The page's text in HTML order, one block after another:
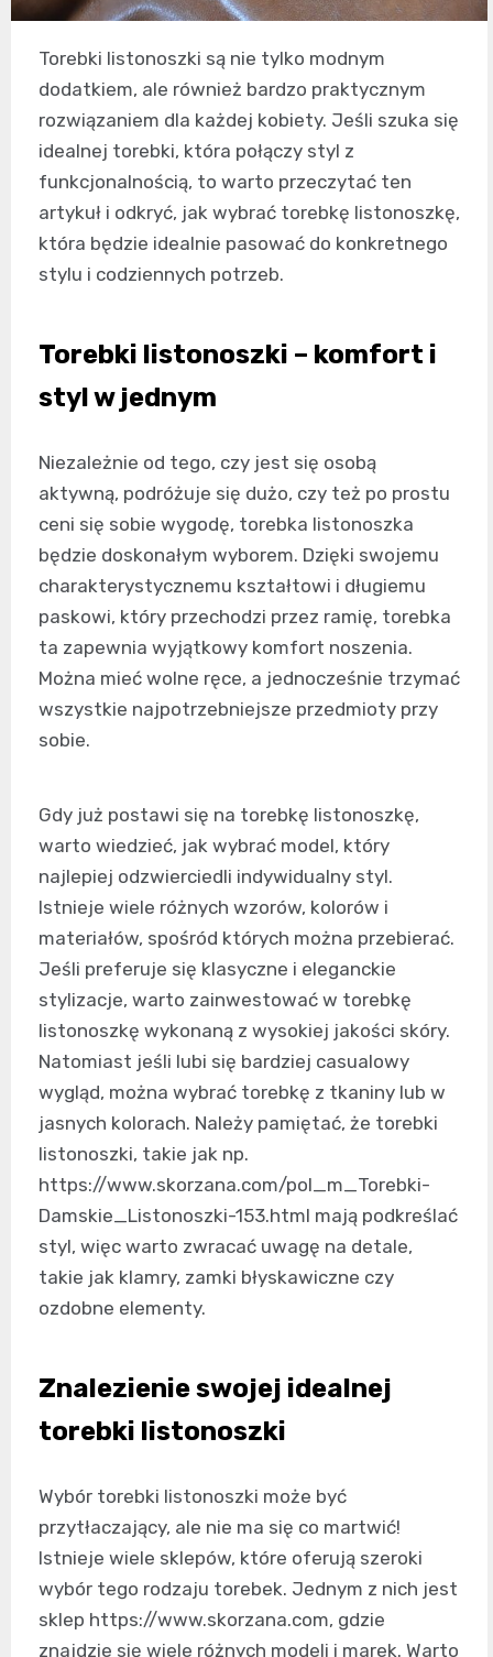
Torebki listonoszki są nie tylko modnym
dodatkiem, ale również bardzo praktycznym
rozwiązaniem dla każdej kobiety. Jeśli szuka się
idealnej torebki, która połączy styl z
funkcjonalnością, to warto przeczytać ten
artykuł i odkryć, jak wybrać torebkę listonoszkę,
która będzie idealnie pasować do konkretnego
stylu i codziennych potrzeb.
Torebki listonoszki – komfort i
styl w jednym
Niezależnie od tego, czy jest się osobą
aktywną, podróżuje się dużo, czy też po prostu
ceni się sobie wygodę, torebka listonoszka
będzie doskonałym wyborem. Dzięki swojemu
charakterystycznemu kształtowi i długiemu
paskowi, który przechodzi przez ramię, torebka
ta zapewnia wyjątkowy komfort noszenia.
Można mieć wolne ręce, a jednocześnie trzymać
wszystkie najpotrzebniejsze przedmioty przy
sobie.
Gdy już postawi się na torebkę listonoszkę,
warto wiedzieć, jak wybrać model, który
najlepiej odzwierciedli indywidualny styl.
Istnieje wiele różnych wzorów, kolorów i
materiałów, spośród których można przebierać.
Jeśli preferuje się klasyczne i eleganckie
stylizacje, warto zainwestować w torebkę
listonoszkę wykonaną z wysokiej jakości skóry.
Natomiast jeśli lubi się bardziej casualowy
wygląd, można wybrać torebkę z tkaniny lub w
jasnych kolorach. Należy pamiętać, że torebki
listonoszki, takie jak np.
https://www.skorzana.com/pol_m_Torebki-
Damskie_Listonoszki-153.html mają podkreślać
styl, więc warto zwracać uwagę na detale,
takie jak klamry, zamki błyskawiczne czy
ozdobne elementy.
Znalezienie swojej idealnej
torebki listonoszki
Wybór torebki listonoszki może być
przytłaczający, ale nie ma się co martwić!
Istnieje wiele sklepów, które oferują szeroki
wybór tego rodzaju torebek. Jednym z nich jest
sklep https://www.skorzana.com, gdzie
znajdzie się wiele różnych modeli i marek. Warto